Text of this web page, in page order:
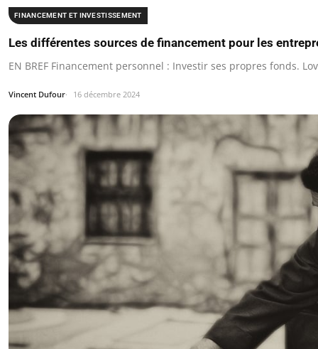
FINANCEMENT ET INVESTISSEMENT
Les différentes sources de financement pour les
EN BREF Financement personnel : Investir ses propres fonds.
Vincent Dufour 16 décembre 2024